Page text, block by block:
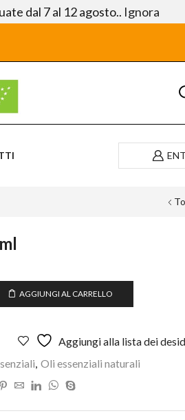
dal 7 al 12 agosto.. Ignora
AGGIUNGI AL CARRELLO
Aggiungi alla lista dei
Oli essenziali naturali